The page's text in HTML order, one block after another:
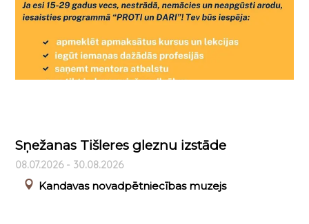
Sņežanas Tišleres gleznu izstāde
08.07.2026 - 30.08.2026
Kandavas novadpētniecības muzejs